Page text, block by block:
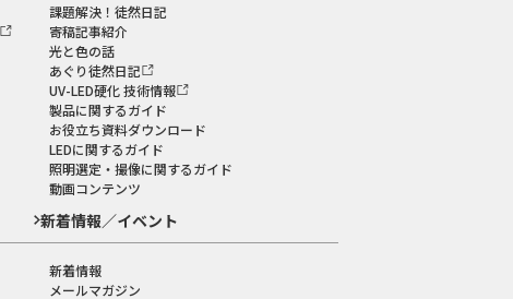
課題解決！徒然日記
寄稿記事紹介
光と色の話
あぐり徒然日記
UV-LED硬化 技術情報
製品に関するガイド
お役立ち資料ダウンロード
LEDに関するガイド
照明選定・撮像に関するガイド
動画コンテンツ
新着情報／イベント
新着情報
メールマガジン